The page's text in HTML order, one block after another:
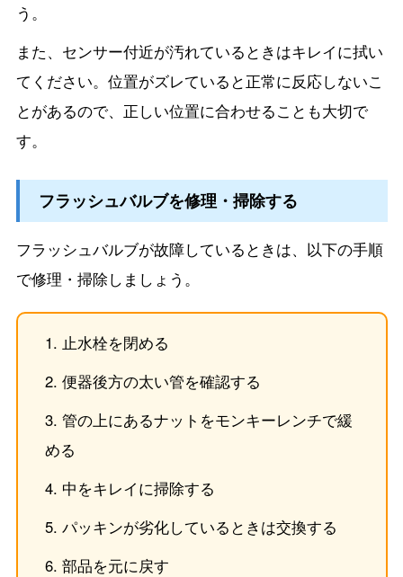
う。
また、センサー付近が汚れているときはキレイに拭い
てください。位置がズレていると正常に反応しないこ
とがあるので、正しい位置に合わせることも大切で
す。
フラッシュバルブを修理・掃除する
フラッシュバルブが故障しているときは、以下の手順
で修理・掃除しましょう。
止水栓を閉める
便器後方の太い管を確認する
管の上にあるナットをモンキーレンチで緩
める
中をキレイに掃除する
パッキンが劣化しているときは交換する
部品を元に戻す